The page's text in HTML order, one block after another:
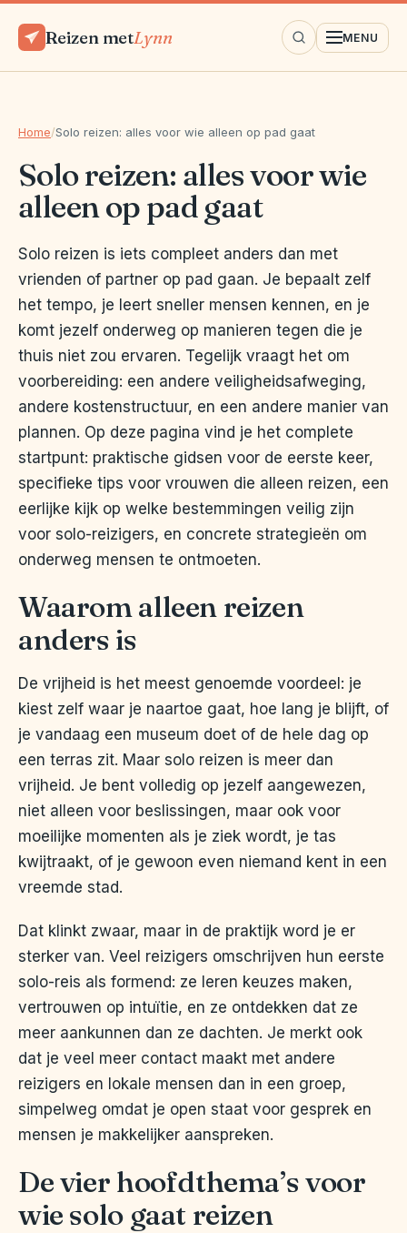
Reizen metLynn MENU
Home/Solo reizen: alles voor wie alleen op pad gaat
Solo reizen: alles voor wie
alleen op pad gaat
Solo reizen is iets compleet anders dan met
vrienden of partner op pad gaan. Je bepaalt zelf
het tempo, je leert sneller mensen kennen, en je
komt jezelf onderweg op manieren tegen die je
thuis niet zou ervaren. Tegelijk vraagt het om
voorbereiding: een andere veiligheidsafweging,
andere kostenstructuur, en een andere manier van
plannen. Op deze pagina vind je het complete
startpunt: praktische gidsen voor de eerste keer,
specifieke tips voor vrouwen die alleen reizen, een
eerlijke kijk op welke bestemmingen veilig zijn
voor solo-reizigers, en concrete strategieën om
onderweg mensen te ontmoeten.
Waarom alleen reizen
anders is
De vrijheid is het meest genoemde voordeel: je
kiest zelf waar je naartoe gaat, hoe lang je blijft, of
je vandaag een museum doet of de hele dag op
een terras zit. Maar solo reizen is meer dan
vrijheid. Je bent volledig op jezelf aangewezen,
niet alleen voor beslissingen, maar ook voor
moeilijke momenten als je ziek wordt, je tas
kwijtraakt, of je gewoon even niemand kent in een
vreemde stad.
Dat klinkt zwaar, maar in de praktijk word je er
sterker van. Veel reizigers omschrijven hun eerste
solo-reis als formend: ze leren keuzes maken,
vertrouwen op intuïtie, en ze ontdekken dat ze
meer aankunnen dan ze dachten. Je merkt ook
dat je veel meer contact maakt met andere
reizigers en lokale mensen dan in een groep,
simpelweg omdat je open staat voor gesprek en
mensen je makkelijker aanspreken.
De vier hoofdthema’s voor
wie solo gaat reizen